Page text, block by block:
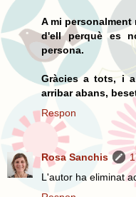
A mi personalment
d'ell perquè es
persona.
Gràcies a tots, i
arribar abans,
Respon
Rosa Sanchis
L'autor ha eliminat